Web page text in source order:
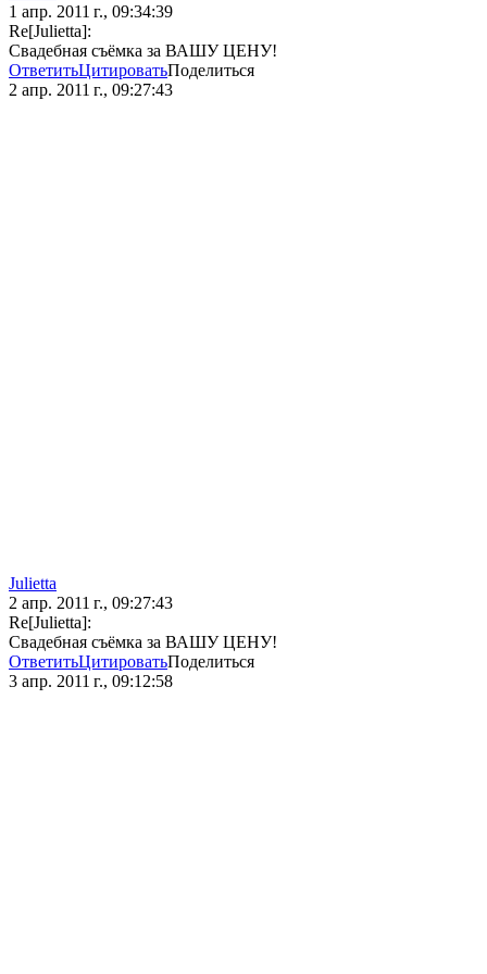
1 апр. 2011 г., 09:34:39
Re[Julietta]:
Свадебная съёмка за ВАШУ ЦЕНУ!
ОтветитьЦитироватьПоделиться
2 апр. 2011 г., 09:27:43
Julietta
2 апр. 2011 г., 09:27:43
Re[Julietta]:
Свадебная съёмка за ВАШУ ЦЕНУ!
ОтветитьЦитироватьПоделиться
3 апр. 2011 г., 09:12:58